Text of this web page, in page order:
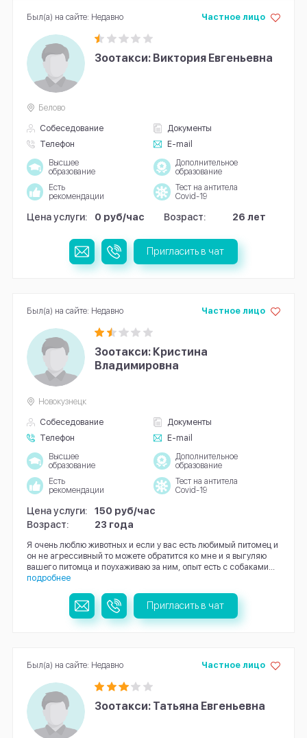
Зоотакси: Виктория Евгеньевна
Собеседование
Документы
Телефон
E-mail
Частное лицо
Белово
Высшее
образование
Дополнительное
образование
Есть
рекомендации
Тест на антитела
Covid-19
Цена услуги: 0 руб/час Возраст: 26 лет
Был(а) на сайте: Недавно
Пригласить в чат
Зоотакси: Кристина
Владимировна
Собеседование
Документы
Телефон
E-mail
Частное лицо
Новокузнецк
Высшее
образование
Дополнительное
образование
Есть
рекомендации
Тест на антитела
Covid-19
Цена услуги:
150 руб/час
Возраст:
23 года
Я очень люблю животных и если у вас есть любимый питомец и
он не агрессивный то можете обратится ко мне и я выгуляю
вашего питомца и поухаживаю за ним, опыт есть с собаками...
подробнее
Был(а) на сайте: Недавно
Пригласить в чат
Зоотакси: Татьяна Евгеньевна
Частное лицо
Был(а) на сайте: Недавно